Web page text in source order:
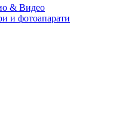
& Видео
и фотоапарати